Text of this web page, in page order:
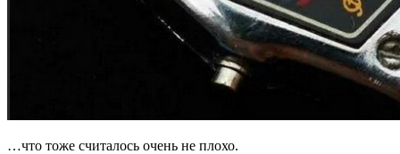
…что тоже считалось очень не плохо.